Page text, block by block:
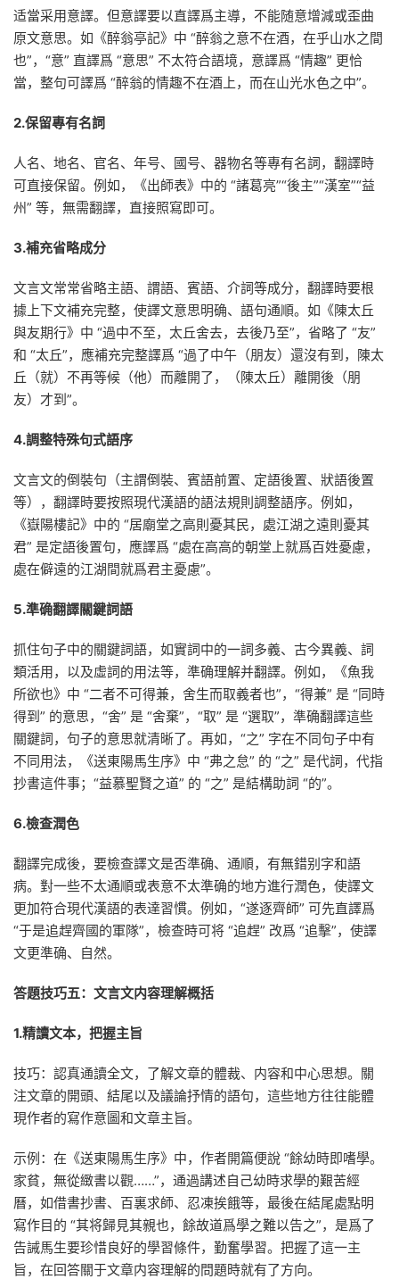
适當采用意譯。但意譯要以直譯爲主導，不能随意增減或歪曲
原文意思。如《醉翁亭記》中 “醉翁之意不在酒，在乎山水之間
也”，“意” 直譯爲 “意思” 不太符合語境，意譯爲 “情趣” 更恰
當，整句可譯爲 “醉翁的情趣不在酒上，而在山光水色之中”。
2.保留專有名詞
人名、地名、官名、年号、國号、器物名等專有名詞，翻譯時
可直接保留。例如，《出師表》中的 “諸葛亮”“後主”“漢室”“益
州” 等，無需翻譯，直接照寫即可。
3.補充省略成分
文言文常常省略主語、謂語、賓語、介詞等成分，翻譯時要根
據上下文補充完整，使譯文意思明确、語句通順。如《陳太丘
與友期行》中 “過中不至，太丘舍去，去後乃至”，省略了 “友”
和 “太丘”，應補充完整譯爲 “過了中午（朋友）還沒有到，陳太
丘（就）不再等候（他）而離開了，（陳太丘）離開後（朋
友）才到”。
4.調整特殊句式語序
文言文的倒裝句（主謂倒裝、賓語前置、定語後置、狀語後置
等），翻譯時要按照現代漢語的語法規則調整語序。例如，
《嶽陽樓記》中的 “居廟堂之高則憂其民，處江湖之遠則憂其
君” 是定語後置句，應譯爲 “處在高高的朝堂上就爲百姓憂慮，
處在僻遠的江湖間就爲君主憂慮”。
5.準确翻譯關鍵詞語
抓住句子中的關鍵詞語，如實詞中的一詞多義、古今異義、詞
類活用，以及虛詞的用法等，準确理解并翻譯。例如，《魚我
所欲也》中 “二者不可得兼，舍生而取義者也”，“得兼” 是 “同時
得到” 的意思，“舍” 是 “舍棄”，“取” 是 “選取”，準确翻譯這些
關鍵詞，句子的意思就清晰了。再如，“之” 字在不同句子中有
不同用法，《送東陽馬生序》中 “弗之怠” 的 “之” 是代詞，代指
抄書這件事；“益慕聖賢之道” 的 “之” 是結構助詞 “的”。
6.檢查潤色
翻譯完成後，要檢查譯文是否準确、通順，有無錯别字和語
病。對一些不太通順或表意不太準确的地方進行潤色，使譯文
更加符合現代漢語的表達習慣。例如，“遂逐齊師” 可先直譯爲
“于是追趕齊國的軍隊”，檢查時可将 “追趕” 改爲 “追擊”，使譯
文更準确、自然。
答題技巧五：文言文内容理解概括
1.精讀文本，把握主旨
技巧：認真通讀全文，了解文章的體裁、内容和中心思想。關
注文章的開頭、結尾以及議論抒情的語句，這些地方往往能體
現作者的寫作意圖和文章主旨。
示例：在《送東陽馬生序》中，作者開篇便說 “餘幼時即嗜學。
家貧，無從緻書以觀……”，通過講述自己幼時求學的艱苦經
曆，如借書抄書、百裏求師、忍凍挨餓等，最後在結尾處點明
寫作目的 “其将歸見其親也，餘故道爲學之難以告之”，是爲了
告誡馬生要珍惜良好的學習條件，勤奮學習。把握了這一主
旨，在回答關于文章内容理解的問題時就有了方向。